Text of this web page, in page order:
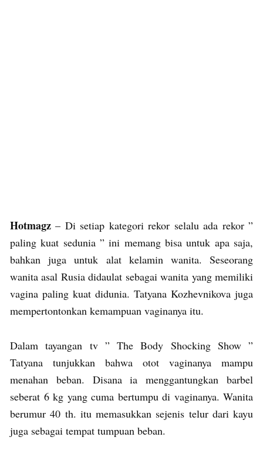
Hotmagz – Di setiap kategori rekor selalu ada rekor ”
paling kuat sedunia ” ini memang bisa untuk apa saja,
bahkan juga untuk alat kelamin wanita. Seseorang
wanita asal Rusia didaulat sebagai wanita yang memiliki
vagina paling kuat didunia. Tatyana Kozhevnikova juga
mempertontonkan kemampuan vaginanya itu.
Dalam tayangan tv ” The Body Shocking Show ”
Tatyana tunjukkan bahwa otot vaginanya mampu
menahan beban. Disana ia menggantungkan barbel
seberat 6 kg yang cuma bertumpu di vaginanya. Wanita
berumur 40 th. itu memasukkan sejenis telur dari kayu
juga sebagai tempat tumpuan beban.